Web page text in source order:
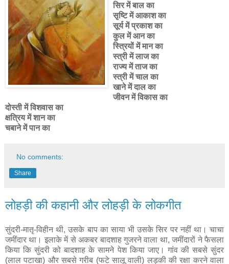
सिर में बाल का
सृष्टि में आकाश का
सूर्य में प्रकाश का
कुल में आन का
स्त्रियों में मान का
स्त्री में लाज का
राज्य में ताज का
स्त्री में चाल का
खाने में दाल का
जीवन में विकास का
दोस्ती में विशवास का
क्षत्रिय में शान का
चबाने में पान का
No comments:
Share
लोहड़ी की कहानी और लोहड़ी के लोकगीत
सुंदरी-मातृ-विहीन थी,उसके बाप का साया भी उसके सिर पर नहीं था। चाचा
जमींदार था। इलाके में से अकबर बादशाह गुजरने वाला था,जमींदारों ने फैसला
किया कि सुंदरी को बादशाह के सामने पेश किया जाए। गांव की सबसे सुंदर
(लाल पटाखा) और सबसे गरीब (फटे सालू वाली) लड़की की रक्षा करने वाला